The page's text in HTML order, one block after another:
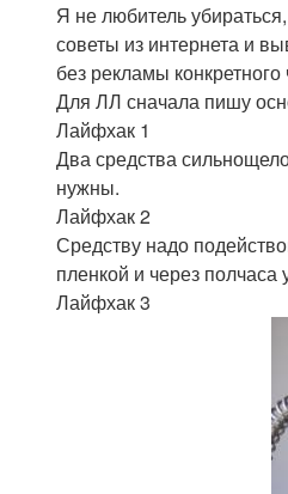
Я не любитель
советы из интернета и
без рекламы
Для ЛЛ сначала пишу
Лайфхак 1
Два средства
нужны.
Лайфхак 2
Средству надо
пленкой и через полчаса
Лайфхак 3